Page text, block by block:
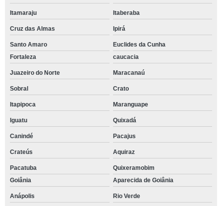
Itamaraju Itaberaba
Cruz das Almas Ipirá
Santo Amaro
Euclides da Cunha
Fortaleza
caucacia
Juazeiro do Norte Maracanaú
Sobral Crato
Itapipoca Maranguape
Iguatu Quixadá
Canindé Pacajus
Crateús Aquiraz
Pacatuba
Quixeramobim
Goiânia
Aparecida de Goiânia
Anápolis Rio Verde